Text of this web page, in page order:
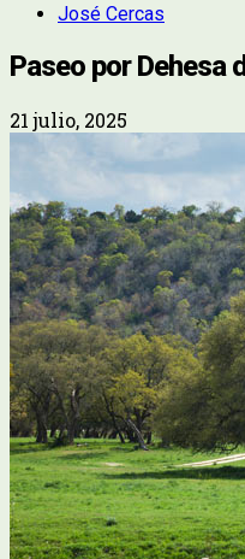
José Cercas
Paseo por Dehesa
21 julio, 2025